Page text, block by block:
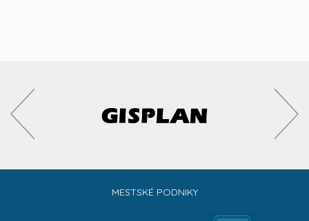
MESTSKÉ PODNIKY